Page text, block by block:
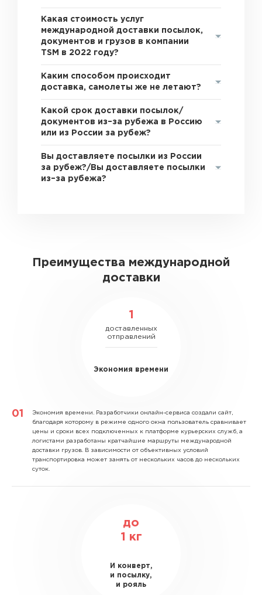
Какая стоимость услуг
международной доставки посылок,
документов и грузов в компании
TSM в 2022 году?
Каким способом происходит
доставка, самолеты же не летают?
Какой срок доставки посылок/
документов из–за рубежа в Россию
или из России за рубеж?
Вы доставляете посылки из России
за рубеж?/Вы доставляете посылки
из–за рубежа?
Преимущества международной
доставки
1
доставленных
отправлений
Экономия времени
Экономия времени.
Разработчики онлайн-сервиса создали сайт,
благодаря которому в режиме одного окна пользователь сравнивает
цены и сроки всех подключенных к платформе курьерских служб, а
логистами разработаны кратчайшие маршруты международной
доставки грузов. В зависимости от объективных условий
транспортировка может занять от нескольких часов до нескольких
суток.
до
1
кг
И конверт,
и посылку,
и рояль